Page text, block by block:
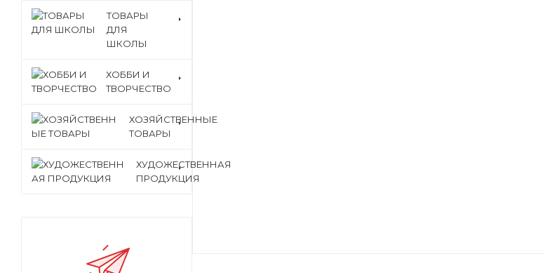
ТОВАРЫ
ДЛЯ
ШКОЛЫ
ХОББИ И
ТВОРЧЕСТВО
ХОЗЯЙСТВЕННЫЕ
ТОВАРЫ
ХУДОЖЕСТВЕННАЯ
ПРОДУКЦИЯ